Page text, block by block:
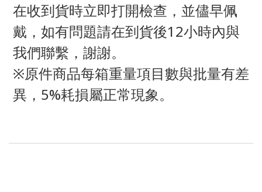
在收到貨時立即打開檢查，並儘早佩
戴，如有問題請在到貨後12小時內與
我們聯繫，謝謝。
※原件商品每箱重量項目數與批量有差
異，5%耗損屬正常現象。